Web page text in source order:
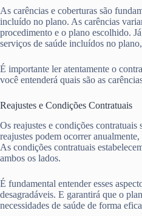
As carências e coberturas são
incluído no plano. As carências
procedimento e o plano escolhido.
serviços de saúde incluídos no
É importante ler atentamente o
você entenderá quais são as
Reajustes e Condições Contratuais
Os reajustes e condições contratuais
reajustes podem ocorrer
As condições contratuais
ambos os lados.
É fundamental entender esses
desagradáveis. E garantirá que o
necessidades de saúde de forma